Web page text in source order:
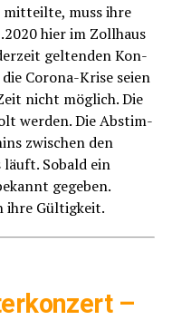
mit­teil­te, muss ihre
hier im Zoll­haus
gel­ten­den Kon­
Coro­na-Kri­se sei­en
nicht mög­lich. Die
wer­den. Die Abstim­
zwi­schen den
Sobald ein
gege­ben.
ihre Gültigkeit.
–